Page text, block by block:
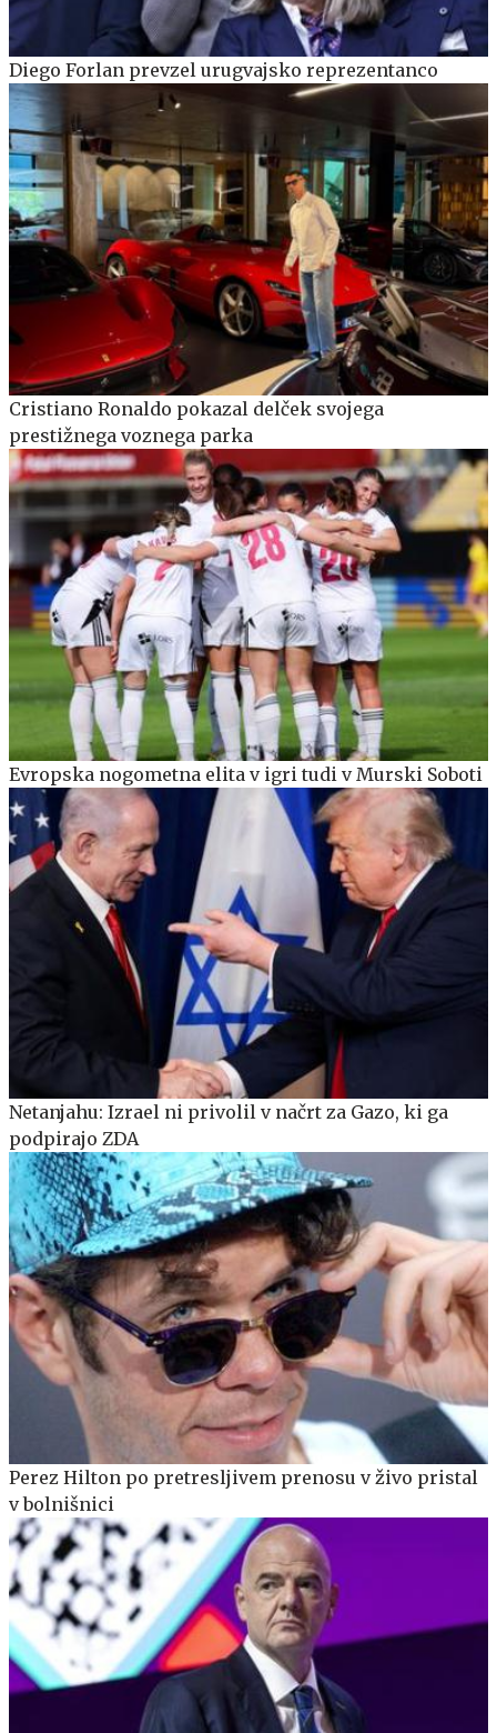
Diego Forlan prevzel urugvajsko reprezentanco
Cristiano Ronaldo pokazal delček svojega
prestižnega voznega parka
Evropska nogometna elita v igri tudi v Murski Soboti
Netanjahu: Izrael ni privolil v načrt za Gazo, ki ga
podpirajo ZDA
Perez Hilton po pretresljivem prenosu v živo pristal
v bolnišnici